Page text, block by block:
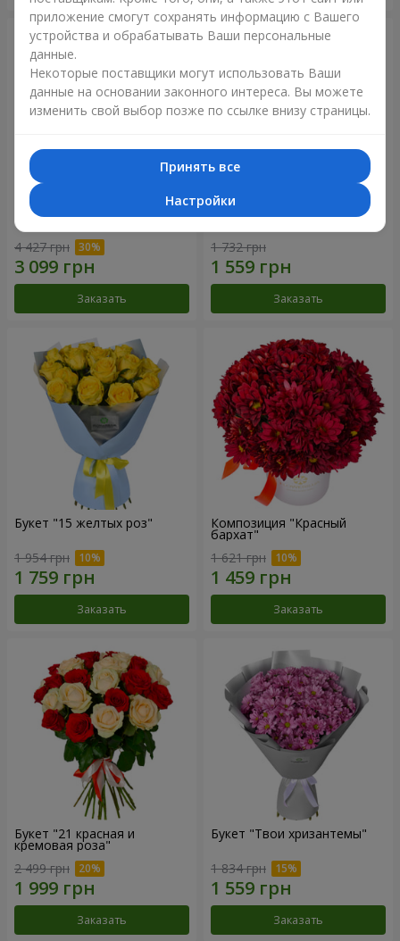
Букет "Крещатик"
4 427 грн
Заказать
Букет "Мы и лето"
1 732 грн
Заказать
Букет "15 желтых роз"
1 954 грн
Заказать
Композиция "Красный
бархат"
1 621 грн
Заказать
Букет "21 красная и
кремовая роза"
2 499 грн
Заказать
Букет "Твои хризантемы"
1 834 грн
Заказать
приложение смогут сохранять информацию с Вашего
устройства и обрабатывать Ваши персональные
данные.
Некоторые поставщики могут использовать Ваши
данные на основании законного интереса. Вы можете
изменить свой выбор позже по ссылке внизу страницы.
Принять все
Настройки